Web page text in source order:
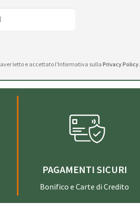
letto e accettato l'Informativa sullaPrivacy Policy.
PAGAMENTI SICURI
Bonifico e Carte di Credito